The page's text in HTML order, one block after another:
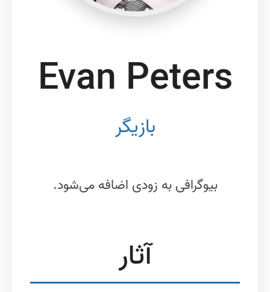
Evan Peters
بازیگر
بیوگرافی به زودی اضافه می‌شود.
آثار